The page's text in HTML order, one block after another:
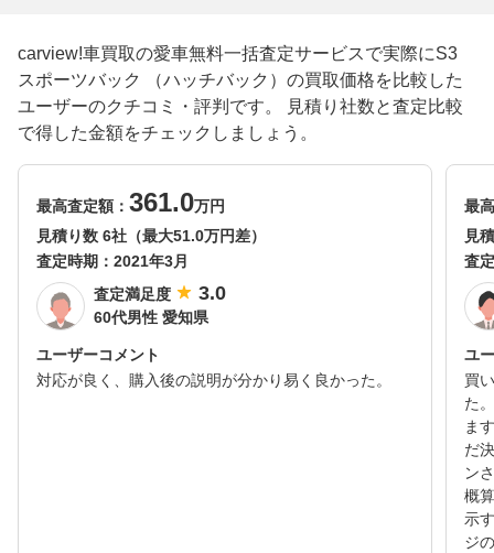
carview!車買取の愛車無料一括査定サービスで実際にS3
スポーツバック （ハッチバック）の買取価格を比較した
ユーザーのクチコミ・評判です。 見積り社数と査定比較
で得した金額をチェックしましょう。
最高査定額： 361.0万円
見積り数 6社（最大51.0万円差）
査定時期： 2021年3月
査定満足度
3.0
60代男性 愛知県
ユーザーコメント
対応が良く、購入後の説明が分かり易く良かった。
最
見
査
ユ
買
た
ま
だ
ン
概
示
ジ